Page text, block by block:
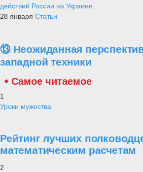
действий России на Украине.
28 января Статьи
⑬ Неожиданная
западной техники
Самое читаемое
1
Уроки мужества
Рейтинг лучших
математическим расчетам
2